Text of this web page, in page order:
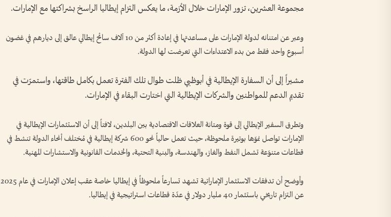
مجموعة العشرين، تزور الإمارات خلال الأزمة، ما يعكس التزام إيطاليا الراسخ بشراكتها مع الإمارات.
وعبر عن امتنانه لدولة الإمارات على مساعدتها في إعادة أكثر من 10 آلاف سائح إيطالي عالق إلى ديارهم في غضون
أسبوع واحد فقط من بدء الاعتداءات التي تعرضت لها الدولة.
مشيراً إلى أن السفارة الإيطالية في أبوظبي ظلت طوال تلك الفترة تعمل بكامل طاقتها، واستمرّت في
تقديم الدعم للمواطنين والشركات الإيطالية التي اختارت البقاء في الإمارات.
وتطرق السفير الإيطالي إلى قوة ومتانة العلاقات الاقتصادية بين البلدين، لافتاً إلى أن الاستثمارات الإيطالية في
الإمارات تواصل نموّها بوتيرة ملحوظة، حيث تعمل حالياً نحو 600 شركة إيطالية في مُختلف أنحاء الدولة تنشط في
قطاعات متنوّعة تشمل النفط والغاز، والهندسة، والبنية التحتية، والخدمات القانونية والاستشارات المهنية.
وأوضح أن تدفقات الاستثمار الإماراتية تشهد تسارعاً ملحوظاً في إيطاليا خاصة عقب إعلان الإمارات في عام 2025
عن التزام تاريخي باستثمار 40 مليار دولار في عدّة قطاعات استراتيجية في إيطاليا.